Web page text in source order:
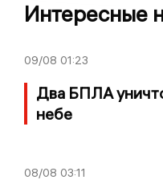
Интересные
09/08 01:23
Два БПЛА
небе
08/08 03:11